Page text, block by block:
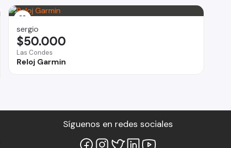
sergio
Las Condes
Reloj Garmin
$50.000
Síguenos en redes sociales